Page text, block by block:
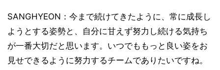
SANGHYEON：今まで続けてきたように、常に成長し
ようとする姿勢と、自分に甘えず努力し続ける気持ち
が一番大切だと思います。いつでももっと良い姿をお
見せできるように努力するチームでありたいですね。